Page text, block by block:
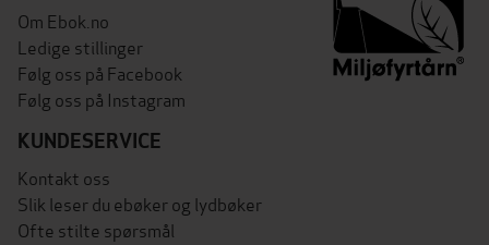
Om Ebok.no
Ledige stillinger
Følg oss på Facebook
Følg oss på Instagram
KUNDESERVICE
Kontakt oss
Slik leser du ebøker og lydbøker
Ofte stilte spørsmål